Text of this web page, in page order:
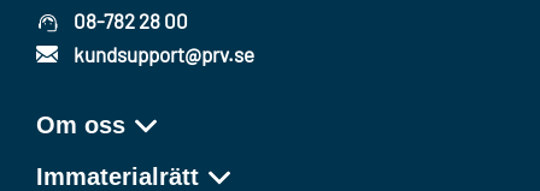
08-782 28 00
kundsupport@prv.se
Om oss
Immaterialrätt